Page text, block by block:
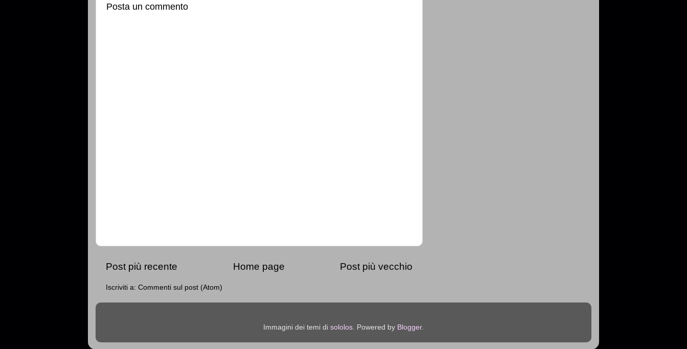
Posta un commento
Post più recente Post più vecchio
Home page
Iscriviti a: Commenti sul post (Atom)
Immagini dei temi di sololos . Powered by Blogger.